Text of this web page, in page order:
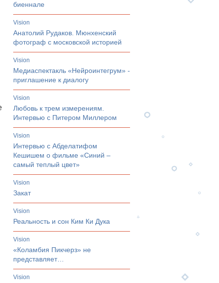
биеннале
vision
Анатолий Рудаков. Мюнхенский
фотограф с московской историей
vision
Медиаспектакль «Нейроинтегрум» -
приглашение к диалогу
vision
Любовь к трем измерениям.
Интервью с Питером Миллером
vision
Интервью с Абделатифом
Кешишем о фильме «Синий –
самый теплый цвет»
vision
Закат
vision
Реальность и сон Ким Ки Дука
vision
«Коламбия Пикчерз» не
представляет…
vision